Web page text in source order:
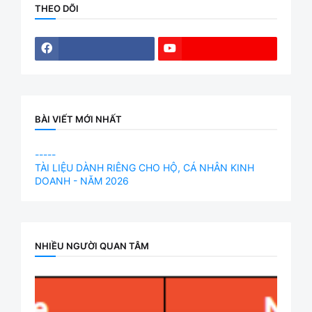
THEO DÕI
BÀI VIẾT MỚI NHẤT
-----
TÀI LIỆU DÀNH RIÊNG CHO HỘ, CÁ NHÂN KINH
DOANH - NĂM 2026
NHIỀU NGƯỜI QUAN TÂM